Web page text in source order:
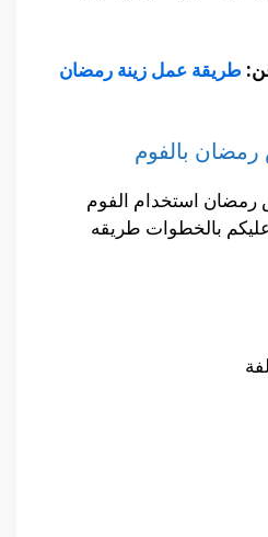
طريقة عمل زينة رمضان
بالفوم
رمضان استخدام الفوم
بالخطوات طريقه